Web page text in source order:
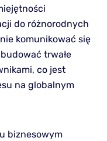
do różnorodnych
komunikować się
trwałe
co jest
na globalnym
biznesowym